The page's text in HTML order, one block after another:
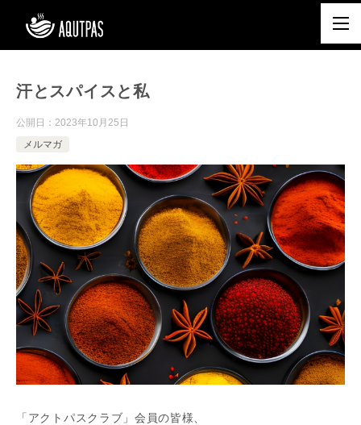
汗とスパイスと私
公開日： 2023年10月25日
メルマガ
「アクトパスクラブ」会員の皆様、